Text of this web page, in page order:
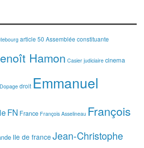
article 50 Assemblée constituante
Hamon Casier judiciaire cinema
Dopage droit Emmanuel
FN France François Asselineau François
Ile de france Jean-Christophe